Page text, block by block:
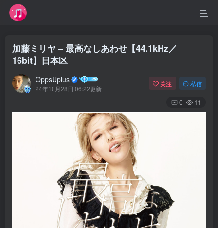
加藤ミリヤ – 最高なしあわせ【44.1kHz／
16bit】日本区
OppsUplus
24年10月28日 06:22更新
关注 私信
0 11